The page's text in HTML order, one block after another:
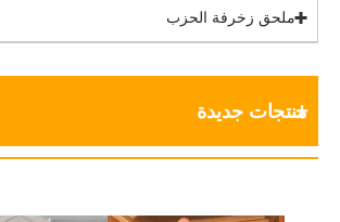
ملحق زخرفة الحزب
منتجات جديدة